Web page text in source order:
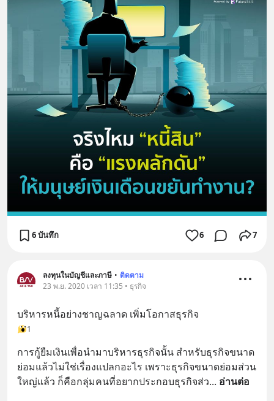
6 บันทึก 6 7
ลงทุนในบัญชีและภาษี • ติดตาม
23 พ.ย. 2020 เวลา 11:35 • ธุรกิจ
บริหารหนี้อย่างชาญฉลาด เพิ่มโอกาสธุรกิจ
1
การกู้ยืมเงินเพื่อนำมาบริหารธุรกิจนั้น สำหรับธุรกิจขนาด
ย่อมแล้วไม่ใช่เรื่องแปลกอะไร เพราะธุรกิจขนาดย่อมส่วน
ใหญ่แล้ว ก็คือกลุ่มคนที่อยากประกอบธุรกิจส่ว... อ่านต่อ